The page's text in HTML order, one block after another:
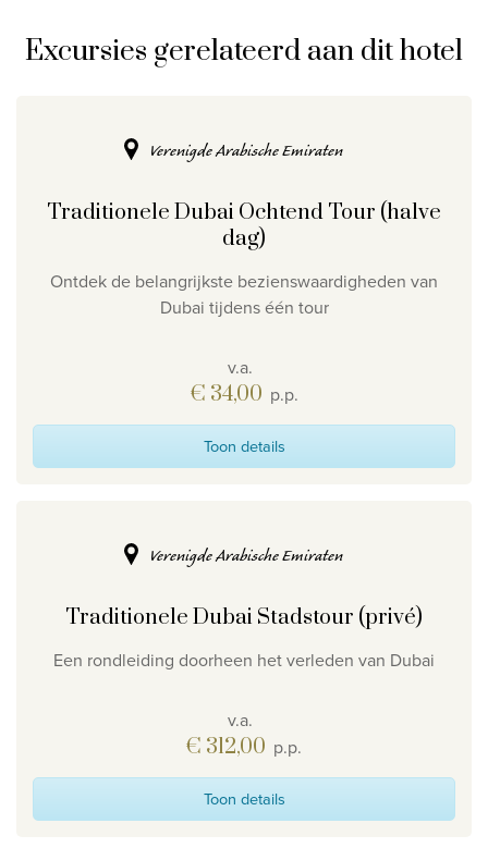
Excursies gerelateerd aan dit hotel
Verenigde Arabische Emiraten
Traditionele Dubai Ochtend Tour (halve
dag)
Ontdek de belangrijkste bezienswaardigheden van
Dubai tijdens één tour
v.a.
€ 34,00 p.p.
Toon details
Verenigde Arabische Emiraten
Traditionele Dubai Stadstour (privé)
Een rondleiding doorheen het verleden van Dubai
v.a.
€ 312,00 p.p.
Toon details